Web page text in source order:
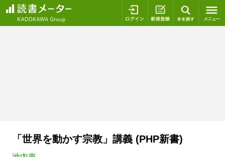
ログイン 新規登録
「世界を動かす宗教」講義 (PHP新書)